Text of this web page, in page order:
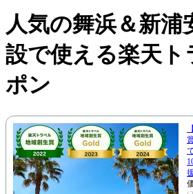
人気の舞浜＆新浦
設で使える楽天ト
ポン